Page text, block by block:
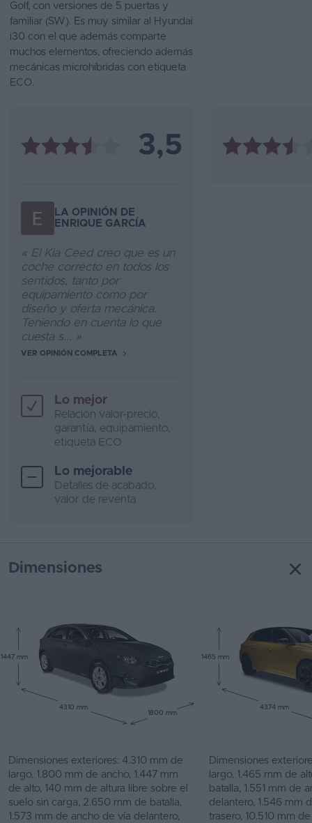
Blog
Ventas
coches
Golf, con versiones de 5 puertas y
familiar (SW). Es muy similar al Hyundai
i30 con el que además comparte
muchos elementos, ofreciendo además
mecánicas microhíbridas con etiqueta
ECO.
3,5
LA OPINIÓN DE
ENRIQUE GARCÍA
« El Kia Ceed creo que es un
coche correcto en todos los
sentidos, tanto por
equipamiento como por
diseño y oferta mecánica.
Teniendo en cuenta lo que
cuesta s... »
VER OPINIÓN COMPLETA
Lo mejor
Relación valor-precio,
garantía, equipamiento,
etiqueta ECO
Lo mejorable
Detalles de acabado,
valor de reventa
Dimensiones
1447 mm
4310 mm
1800 mm
1465 mm
4374 mm
Dimensiones exteriores: 4.310 mm de
largo, 1.800 mm de ancho, 1.447 mm
de alto, 140 mm de altura libre sobre el
suelo sin carga, 2.650 mm de batalla,
1.573 mm de ancho de vía delantero,
Dimensiones
largo, 1.465 mm de
batalla, 1.551 mm de
delantero, 1.546 mm
trasero, 10.510 mm